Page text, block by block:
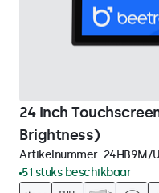
24 Inch
Brightness)
Artikelnummer: 24HB9M/
51 stuks beschikbaar